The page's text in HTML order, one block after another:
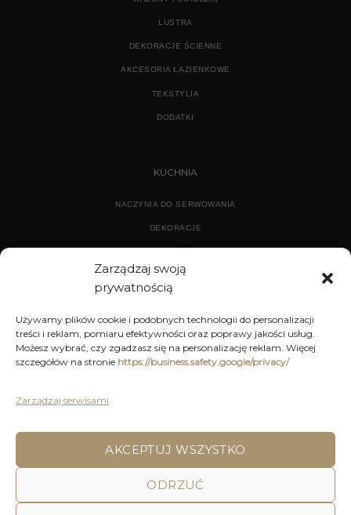
Zarządzaj swoją
prywatnością
Używamy plików cookie i podobnych technologii do personalizacji
treści i reklam, pomiaru efektywności oraz poprawy jakości usług.
Możesz wybrać, czy zgadzasz się na personalizację reklam. Więcej
szczegółów na stronie https://business.safety.google/privacy/
Zarządzaj serwisami
AKCEPTUJ WSZYSTKO
ODRZUĆ
LUSTRA
DEKORACJE ŚCIENNE
AKCESORIA ŁAZIENKOWE
TEKSTYLIA
DODATKI
KUCHNIA
NACZYNIA DO SERWOWANIA
DEKORACJE
DEKORACJE
KUCHNIA
POLITYKA PRYWATNOŚCI
REGULAMIN SKLEPU ON-LINE
DECOR AND YOU